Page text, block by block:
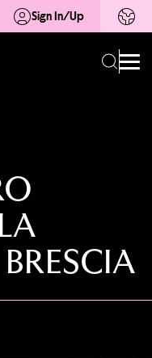
Sign In/Up